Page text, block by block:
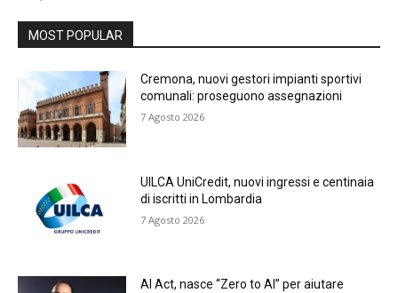
MOST POPULAR
Cremona, nuovi gestori impianti sportivi
comunali: proseguono assegnazioni
7 Agosto 2026
UILCA UniCredit, nuovi ingressi e centinaia
di iscritti in Lombardia
7 Agosto 2026
AI Act, nasce “Zero to AI” per aiutare